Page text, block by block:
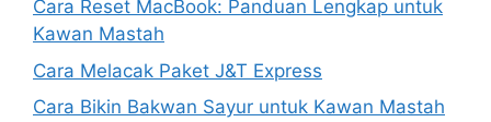
Cara Reset MacBook: Panduan Lengkap untuk
Kawan Mastah
Cara Melacak Paket J&T Express
Cara Bikin Bakwan Sayur untuk Kawan Mastah